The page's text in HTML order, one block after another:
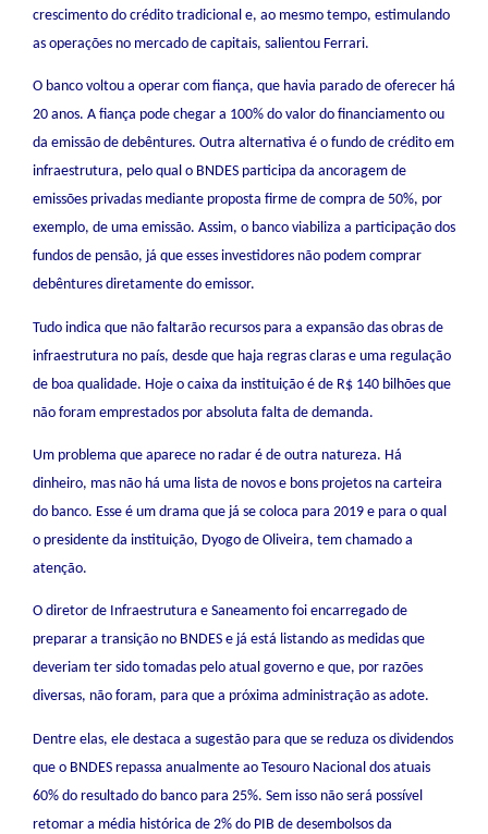
crescimento do crédito tradicional e, ao mesmo tempo, estimulando
as operações no mercado de capitais, salientou Ferrari.
O banco voltou a operar com fiança, que havia parado de oferecer há
20 anos. A fiança pode chegar a 100% do valor do financiamento ou
da emissão de debêntures. Outra alternativa é o fundo de crédito em
infraestrutura, pelo qual o BNDES participa da ancoragem de
emissões privadas mediante proposta firme de compra de 50%, por
exemplo, de uma emissão. Assim, o banco viabiliza a participação dos
fundos de pensão, já que esses investidores não podem comprar
debêntures diretamente do emissor.
Tudo indica que não faltarão recursos para a expansão das obras de
infraestrutura no país, desde que haja regras claras e uma regulação
de boa qualidade. Hoje o caixa da instituição é de R$ 140 bilhões que
não foram emprestados por absoluta falta de demanda.
Um problema que aparece no radar é de outra natureza. Há
dinheiro, mas não há uma lista de novos e bons projetos na carteira
do banco. Esse é um drama que já se coloca para 2019 e para o qual
o presidente da instituição, Dyogo de Oliveira, tem chamado a
atenção.
O diretor de Infraestrutura e Saneamento foi encarregado de
preparar a transição no BNDES e já está listando as medidas que
deveriam ter sido tomadas pelo atual governo e que, por razões
diversas, não foram, para que a próxima administração as adote.
Dentre elas, ele destaca a sugestão para que se reduza os dividendos
que o BNDES repassa anualmente ao Tesouro Nacional dos atuais
60% do resultado do banco para 25%. Sem isso não será possível
retomar a média histórica de 2% do PIB de desembolsos da